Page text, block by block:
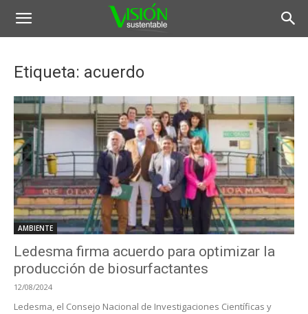
Etiqueta: acuerdo
AMBIENTE
Ledesma firma acuerdo para optimizar la
producción de biosurfactantes
12/08/2024
Ledesma, el Consejo Nacional de Investigaciones Científicas y